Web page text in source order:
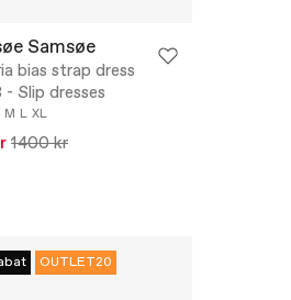
Samsøe
bias strap dress
- Slip dresses
M L XL
1400 kr
OUTLET20